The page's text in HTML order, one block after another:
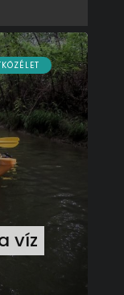
víz